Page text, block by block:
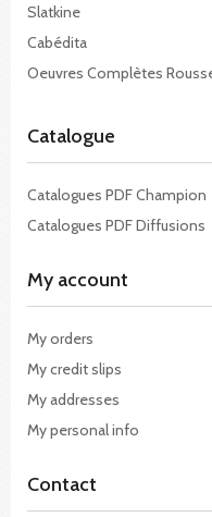
Slatkine
Cabédita
Oeuvres Complètes
Catalogue
Catalogues PDF Champion
Catalogues PDF Diffusions
My account
My orders
My credit slips
My addresses
My personal info
Contact